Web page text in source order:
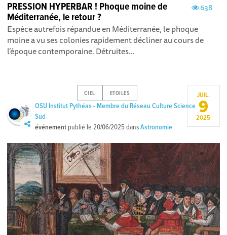
638
PRESSION HYPERBAR ! Phoque moine de
Méditerranée, le retour ?
Espèce autrefois répandue en Méditerranée, le phoque
moine a vu ses colonies rapidement décliner au cours de
l’époque contemporaine. Détruites...
CIEL ETOILES
OSU Institut Pythéas - Membre du Réseau Culture Science
Sud
événement publié le20/06/2025dansAstronomie
JUIL.
9
2025